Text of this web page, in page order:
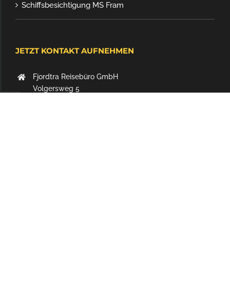
Schiffsbesichtigung MS Fram
JETZT KONTAKT AUFNEHMEN
Fjordtra Reisebüro GmbH
Volgersweg 5